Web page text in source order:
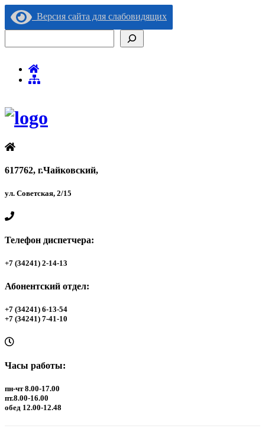
Версия сайта для слабовидящих
617762, г.Чайковский,
ул. Советская, 2/15
Телефон диспетчера:
+7 (34241) 2-14-13
Абонентский отдел:
+7 (34241) 6-13-54
+7 (34241) 7-41-10
Часы работы:
пн-чт 8.00-17.00
пт.8.00-16.00
обед 12.00-12.48